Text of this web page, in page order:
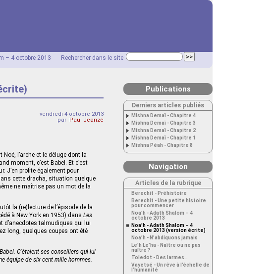
Rechercher dans le site
– 4 octobre 2013
vendredi 4 octobre 2013
par Paul Jeanzé
l’arche et le déluge dont la
moment, c’est Babel. Et c’est
J’en profite également pour
cette dracha, situation quelque
ne maîtrise pas un mot de la
la (re)lecture de l’épisode de la
à New York en 1953) dans Les
d’anecdotes talmudiques qui lui
long, quelques coupes ont été
C’étaient ses conseillers qui lui
équipe de six cent mille hommes.
Publications
Derniers articles publiés
Mishna Demaï - Chapitre 4
Mishna Demaï - Chapitre 3
Mishna Demaï - Chapitre 2
Mishna Demaï - Chapitre 1
Mishna Péah - Chapitre 8
Navigation
Articles de la rubrique
Berechit - Préhistoire
Berechit - Une petite histoire
pour commencer
Noa’h - Adath Shalom – 4
octobre 2013
Noa’h - Adath Shalom – 4
octobre 2013 (version écrite)
Noa’h - N’abdiquons jamais
Le’h Le’ha - Naître ou ne pas
naître ?
Toledot - Des larmes…
Vayetsé - Un rêve à l’échelle de
l’humanité